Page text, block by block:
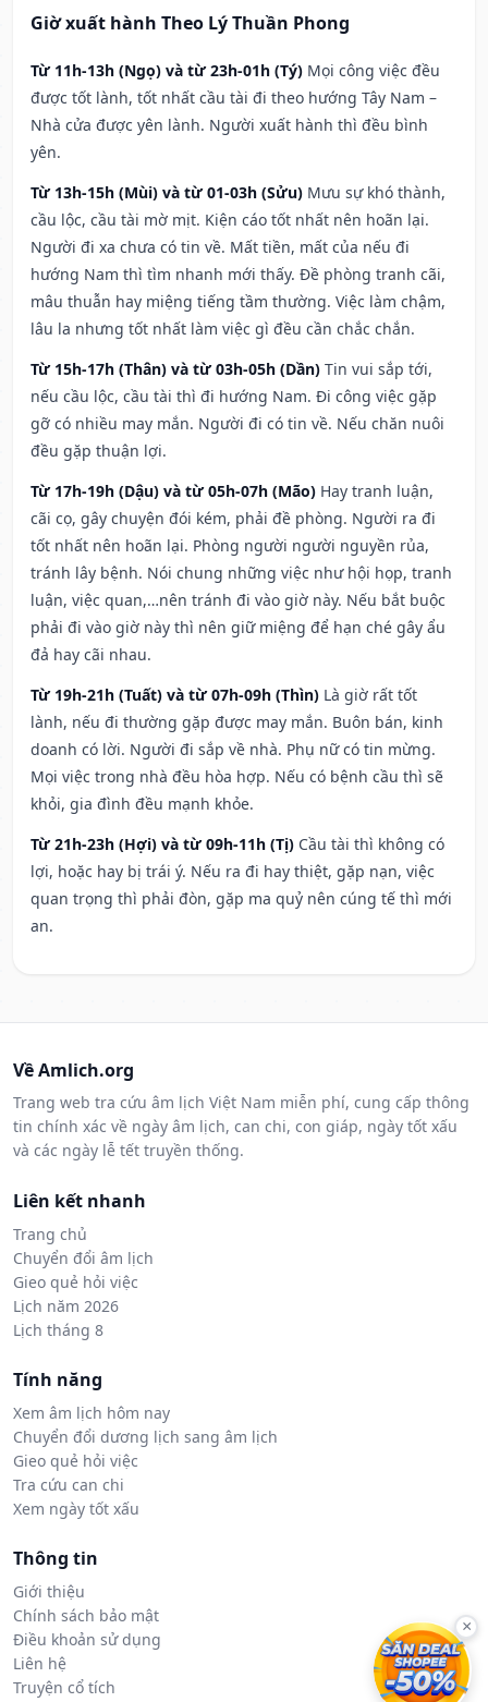
Giờ xuất hành Theo Lý Thuần Phong
Từ 11h-13h (Ngọ) và từ 23h-01h (Tý) Mọi công việc đều
được tốt lành, tốt nhất cầu tài đi theo hướng Tây Nam –
Nhà cửa được yên lành. Người xuất hành thì đều bình
yên.
Từ 13h-15h (Mùi) và từ 01-03h (Sửu) Mưu sự khó thành,
cầu lộc, cầu tài mờ mịt. Kiện cáo tốt nhất nên hoãn lại.
Người đi xa chưa có tin về. Mất tiền, mất của nếu đi
hướng Nam thì tìm nhanh mới thấy. Đề phòng tranh cãi,
mâu thuẫn hay miệng tiếng tầm thường. Việc làm chậm,
lâu la nhưng tốt nhất làm việc gì đều cần chắc chắn.
Từ 15h-17h (Thân) và từ 03h-05h (Dần) Tin vui sắp tới,
nếu cầu lộc, cầu tài thì đi hướng Nam. Đi công việc gặp
gỡ có nhiều may mắn. Người đi có tin về. Nếu chăn nuôi
đều gặp thuận lợi.
Từ 17h-19h (Dậu) và từ 05h-07h (Mão) Hay tranh luận,
cãi cọ, gây chuyện đói kém, phải đề phòng. Người ra đi
tốt nhất nên hoãn lại. Phòng người người nguyền rủa,
tránh lây bệnh. Nói chung những việc như hội họp, tranh
luận, việc quan,…nên tránh đi vào giờ này. Nếu bắt buộc
phải đi vào giờ này thì nên giữ miệng để hạn ché gây ẩu
đả hay cãi nhau.
Từ 19h-21h (Tuất) và từ 07h-09h (Thìn) Là giờ rất tốt
lành, nếu đi thường gặp được may mắn. Buôn bán, kinh
doanh có lời. Người đi sắp về nhà. Phụ nữ có tin mừng.
Mọi việc trong nhà đều hòa hợp. Nếu có bệnh cầu thì sẽ
khỏi, gia đình đều mạnh khỏe.
Từ 21h-23h (Hợi) và từ 09h-11h (Tị) Cầu tài thì không có
lợi, hoặc hay bị trái ý. Nếu ra đi hay thiệt, gặp nạn, việc
quan trọng thì phải đòn, gặp ma quỷ nên cúng tế thì mới
an.
Về Amlich.org
Trang web tra cứu âm lịch Việt Nam miễn phí, cung cấp thông
tin chính xác về ngày âm lịch, can chi, con giáp, ngày tốt xấu
và các ngày lễ tết truyền thống.
Liên kết nhanh
Trang chủ
Chuyển đổi âm lịch
Gieo quẻ hỏi việc
Lịch năm 2026
Lịch tháng 8
Tính năng
Xem âm lịch hôm nay
Chuyển đổi dương lịch sang âm lịch
Gieo quẻ hỏi việc
Tra cứu can chi
Xem ngày tốt xấu
Thông tin
Giới thiệu
Chính sách bảo mật
Điều khoản sử dụng
Liên hệ
Truyện cổ tích
×